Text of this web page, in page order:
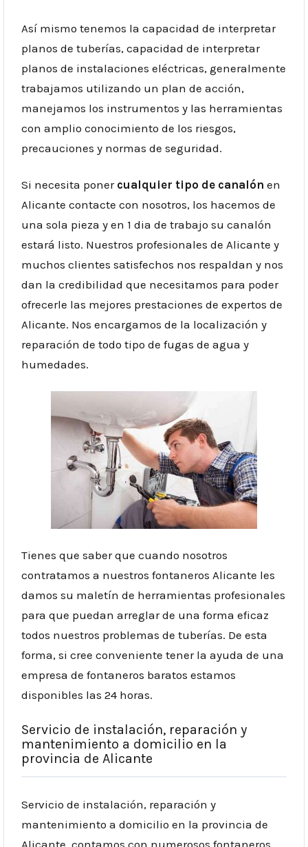
Así mismo tenemos la capacidad de interpretar
planos de tuberías, capacidad de interpretar
planos de instalaciones eléctricas, generalmente
trabajamos utilizando un plan de acción,
manejamos los instrumentos y las herramientas
con amplio conocimiento de los riesgos,
precauciones y normas de seguridad.
Si necesita ponercualquier tipo de canalón en
Alicante contacte con nosotros, los hacemos de
una sola pieza y en 1 dia de trabajo su canalón
estará listo. Nuestros profesionales de Alicante y
muchos clientes satisfechos nos respaldan y nos
dan la credibilidad que necesitamos para poder
ofrecerle las mejores prestaciones de expertos de
Alicante. Nos encargamos de la localización y
reparación de todo tipo de fugas de agua y
humedades.
Tienes que saber que cuando nosotros
contratamos a nuestros fontaneros Alicante les
damos su maletín de herramientas profesionales
para que puedan arreglar de una forma eficaz
todos nuestros problemas de tuberías. De esta
forma, si cree conveniente tener la ayuda de una
empresa de fontaneros baratos estamos
disponibles las 24 horas.
Servicio de instalación, reparación y
mantenimiento a domicilio en la
provincia de Alicante
Servicio de instalación, reparación y
mantenimiento a domicilio en la provincia de
Alicante, contamos con numerosos fontaneros